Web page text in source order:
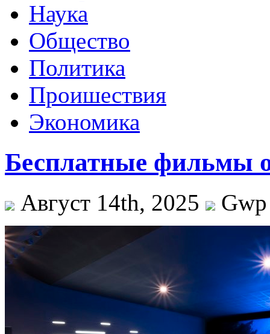
Наука
Общество
Политика
Проишествия
Экономика
Бесплатные фильмы
Август 14th, 2025 Gwp